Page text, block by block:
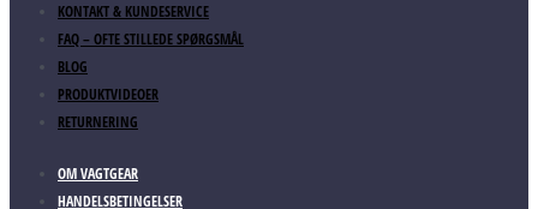
KONTAKT & KUNDESERVICE
FAQ – OFTE STILLEDE SPØRGSMÅL
BLOG
PRODUKTVIDEOER
RETURNERING
OM VAGTGEAR
HANDELSBETINGELSER